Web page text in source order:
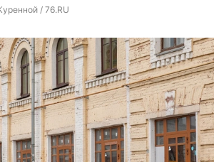
/ 76.RU